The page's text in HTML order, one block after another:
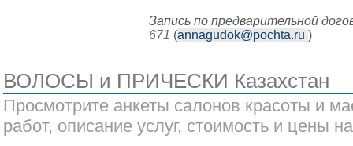
Запись по предварительной
671 (annagudok@pochta.ru )
ВОЛОСЫ и ПРИЧЕСКИ Казахстан
Просмотрите анкеты салонов красоты и
работ, описание услуг, стоимость и цены